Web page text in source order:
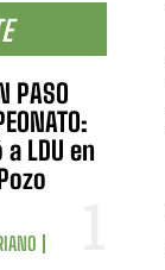
PASO
LDU en